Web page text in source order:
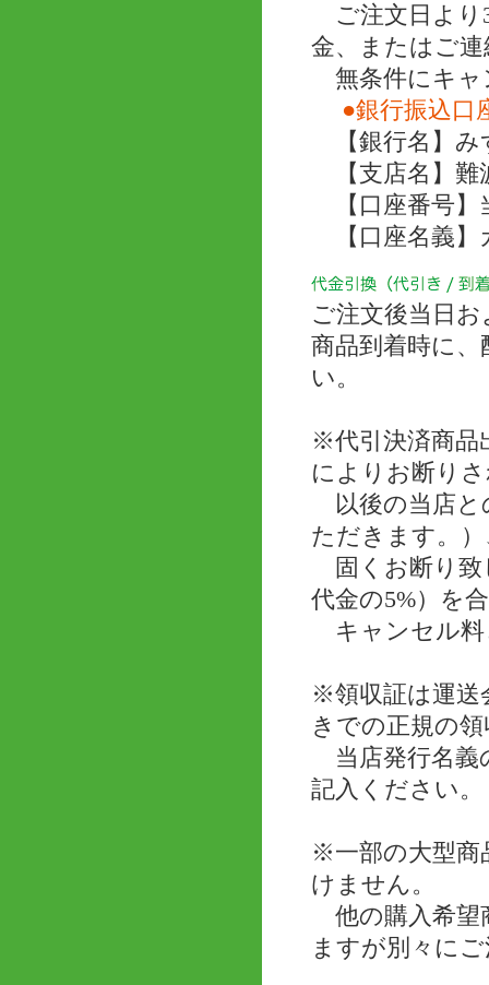
ご注文日より
金、またはご
無条件にキャ
●銀行振込口
【銀行名】み
【支店名】難
【口座番号】
【口座名義】
ご注文後当日
商品到着時に
い。
※代引決済商品
によりお断り
以後の当店と
ただきます。
固くお断り致
代金の5%）を
キャンセル料
※領収証は運送
きでの正規の
当店発行名義
記入ください
※一部の大型商
けません。
他の購入希望
ますが別々に